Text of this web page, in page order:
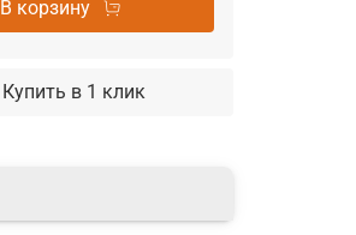
В корзину
Купить в 1 клик